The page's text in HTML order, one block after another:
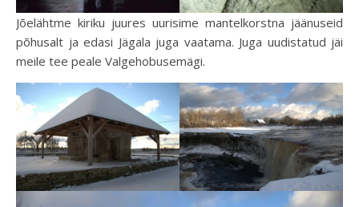
Jõelähtme kiriku juures uurisime mantelkorstna jäänuseid
põhusalt ja edasi Jägala juga vaatama. Juga uudistatud jäi
meile tee peale Valgehobusemägi.